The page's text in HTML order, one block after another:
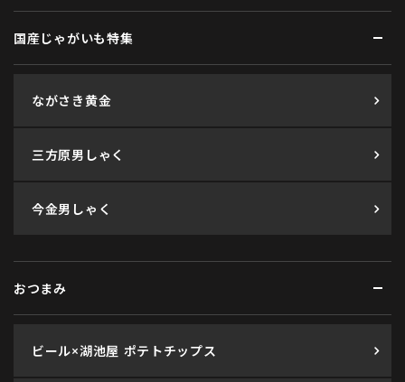
国産じゃがいも特集
ながさき黄金
三方原男しゃく
今金男しゃく
おつまみ
ビール×湖池屋 ポテトチップス